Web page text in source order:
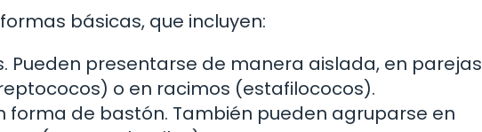
básicas, que incluyen:
Pueden presentarse de manera aislada, en parejas
o en racimos (estafilococos).
forma de bastón. También pueden agruparse en